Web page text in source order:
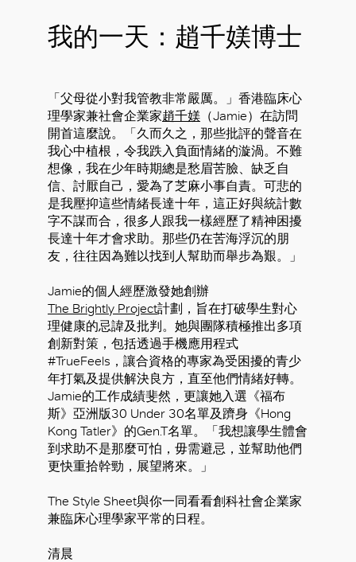
我的一天：趙千媄博士
「父母從小對我管教非常嚴厲。」香港臨床心
理學家兼社會企業家趙千媄 （Jamie）在訪問
開首這麼說。「久而久之，那些批評的聲音在
我心中植根，令我跌入負面情緒的漩渦。不難
想像，我在少年時期總是愁眉苦臉、缺乏自
信、討厭自己，愛為了芝麻小事自責。可悲的
是我壓抑這些情緒長達十年，這正好與統計數
字不謀而合，很多人跟我一樣經歷了精神困擾
長達十年才會求助。那些仍在苦海浮沉的朋
友，往往因為難以找到人幫助而舉步為艱。」
Jamie的個人經歷激發她創辦
The Brightly Project計劃，旨在打破學生對心
理健康的忌諱及批判。她與團隊積極推出多項
創新對策，包括透過手機應用程式
#TrueFeels，讓合資格的專家為受困擾的青少
年打氣及提供解決良方，直至他們情緒好轉。
Jamie的工作成績斐然，更讓她入選《福布
斯》亞洲版30 Under 30名單及躋身《Hong
Kong Tatler》的Gen.T名單。「我想讓學生體會
到求助不是那麼可怕，毋需避忌，並幫助他們
更快重拾幹勁，展望將來。」
The Style Sheet與你一同看看創科社會企業家
兼臨床心理學家平常的日程。
清晨